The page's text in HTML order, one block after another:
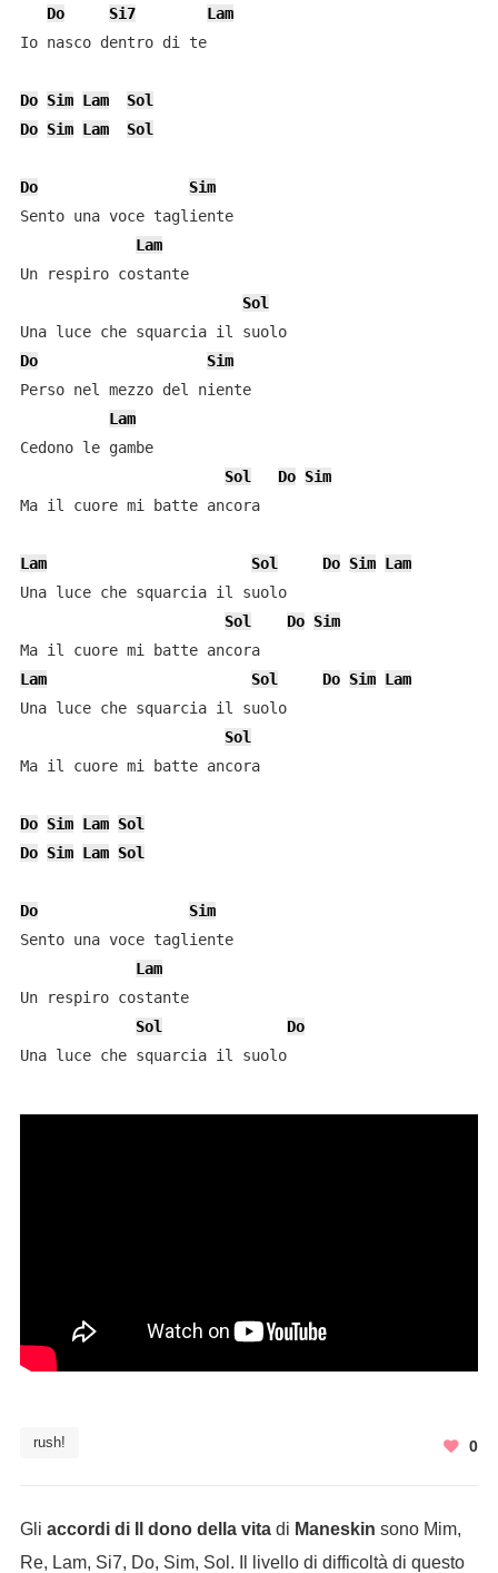
Do Si7
Lam
Io nasco dentro di te
Do Sim Lam
Sol
Do Sim Lam Sol
Do
Sim
Sento una voce tagliente
Lam
Un respiro costante
Sol
Una luce che squarcia il suolo
Do
Sim
Perso nel mezzo del niente
Lam
Cedono le gambe
Sol
Do Sim
Ma il cuore mi batte ancora
Lam Sol Do Sim Lam
Una luce che squarcia il suolo
Sol
Do Sim
Ma il cuore mi batte ancora
Lam
Sol Do Sim Lam
Una luce che squarcia il suolo
Sol
Ma il cuore mi batte ancora
Do Sim Lam Sol
Do Sim Lam Sol
Do
Sim
Sento una voce tagliente
Lam
Un respiro costante
Sol
Do
Una luce che squarcia il suolo
rush! 0
Gli accordi di Il dono della vitadi Maneskin sono Mim,
Re, Lam, Si7, Do, Sim, Sol. Il livello di difficoltà di questo